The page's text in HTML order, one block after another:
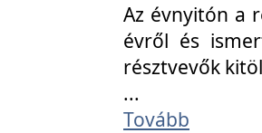
Az évnyitón a
évről és
résztvevők
...
Tovább